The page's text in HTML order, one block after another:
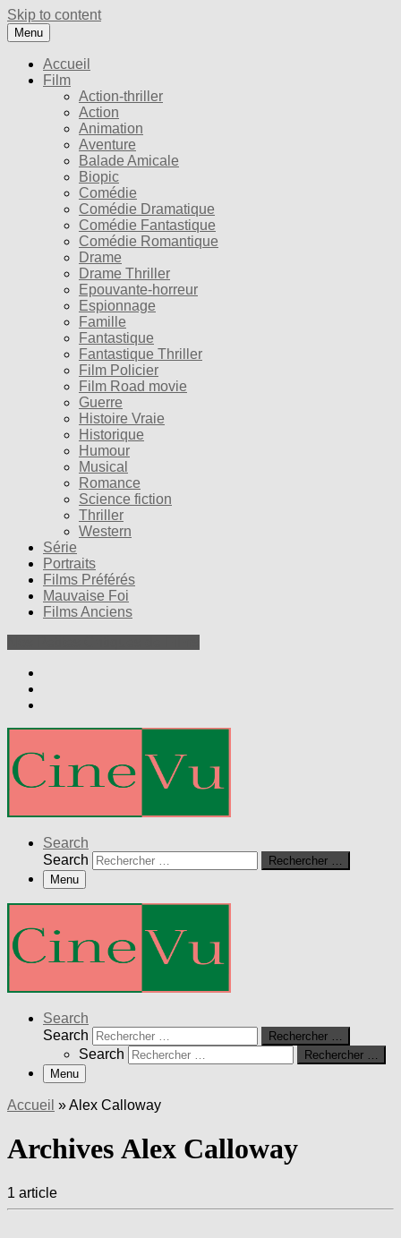
Skip to content
Menu
Accueil
Film
Action-thriller
Action
Animation
Aventure
Balade Amicale
Biopic
Comédie
Comédie Dramatique
Comédie Fantastique
Comédie Romantique
Drame
Drame Thriller
Epouvante-horreur
Espionnage
Famille
Fantastique
Fantastique Thriller
Film Policier
Film Road movie
Guerre
Histoire Vraie
Historique
Humour
Musical
Romance
Science fiction
Thriller
Western
Série
Portraits
Films Préférés
Mauvaise Foi
Films Anciens
Search
Search
Rechercher …
Menu
Search
Search
Rechercher …
Search
Rechercher …
Menu
Accueil »Alex Calloway
Archives Alex Calloway
1 article